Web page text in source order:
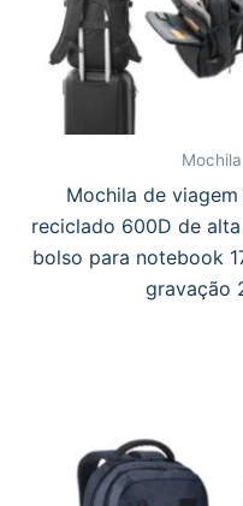
Mochila
Mochila de
reciclado 600D de
bolso para notebook
gravação